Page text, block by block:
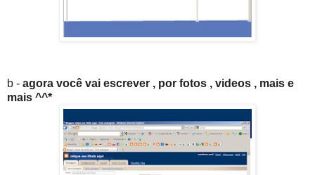
b - agora você vai escrever , por fotos , videos , mais e
mais ^^*